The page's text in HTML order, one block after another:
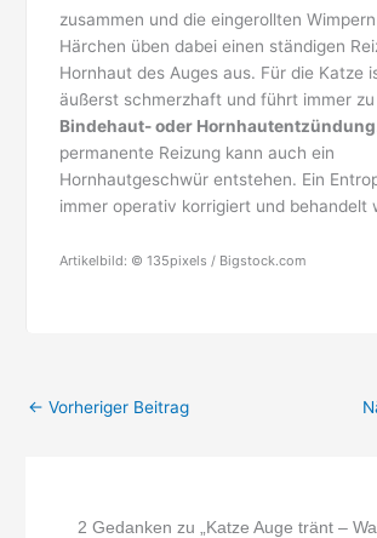
zusammen und die eingerollten
Härchen üben dabei einen ständigen
Hornhaut des Auges aus. Für die Katze
äußerst schmerzhaft und führt immer
Bindehaut- oder Hornhautentzündung
permanente Reizung kann auch ein
Hornhautgeschwür entstehen. Ein
immer operativ korrigiert und behandelt
Artikelbild: © 135pixels / Bigstock.com
← Vorheriger Beitrag
2 Gedanken zu „Katze Auge tränt –